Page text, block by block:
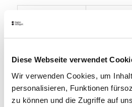
Diese Webseite verwendet
Wir verwenden Cookies, um
personalisieren, Funktionen
zu können und die Zugriffe auf
07:00
Tuesday
07:00 a.m.
Wednesday
07:00 a.m.
Thursday
07:00 a.m.
Friday
07:00 a.m.